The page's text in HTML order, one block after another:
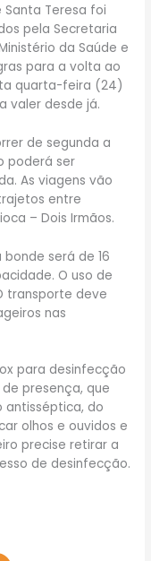
Teresa foi
pela Secretaria
da Saúde e
para a volta ao
quarta-feira (24)
valer desde já.
de segunda a
poderá ser
As viagens vão
entre
– Dois Irmãos.
será de 16
O uso de
transporte deve
nas
para desinfecção
presença, que
antisséptica, do
olhos e ouvidos e
precise retirar a
de desinfecção.